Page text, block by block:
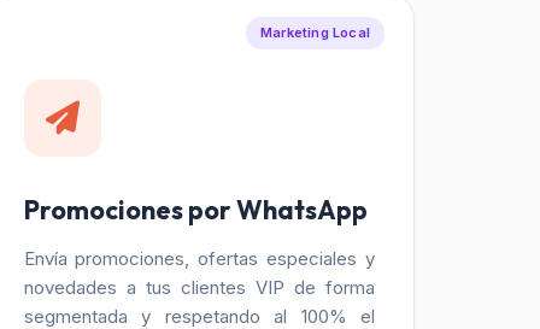
Marketing Local
Promociones por WhatsApp
Envía promociones, ofertas especiales y
novedades a tus clientes VIP de forma
segmentada y respetando al 100% el